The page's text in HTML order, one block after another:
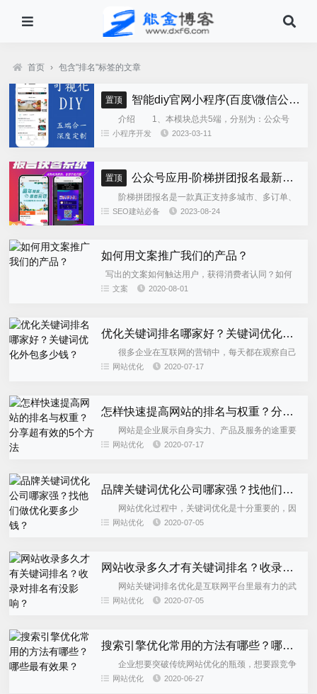
首页 › 包含"排名"标签的文章
置顶 智能diy官网小程序(百度\微信公众号\微信小程序\支付宝\抖音小程序)独立版
介绍 1、本模块总共5端，分别为：公众号
h5、微信小程序、百度小程序、支付宝小程序、......
小程序开发 2023-03-11
置顶 公众号应用-阶梯拼团报名最新版本源码程序
阶梯拼团报名是一款真正支持多城市、多订单、
全供应链商业模式，订单统计、核销、一键导出等强
SEO建站必备 2023-08-24
如何用文案推广我们的产品？
写出的文案如何触达用户，获得消费者认同？如何
委婉地表达，潜移默化地转化用户并让他心甘情愿地
文案 2020-08-01
优化关键词排名哪家好？关键词优化外包多少钱？
很多企业在互联网的营销中，每天都在观察自己
的排名，一旦发现与竞争对手的差距越来越大，心中
网站优化 2020-07-17
怎样快速提高网站的排名与权重？分享超有效的5个方法
网站是企业展示自身实力、产品及服务的途重要
门户，也是企业通过它实现自身变现的有效渠道。但
网站优化 2020-07-17
品牌关键词优化公司哪家强？找他们做优化要多少钱？
网站优化过程中，关键词优化是十分重要的，因
为关键词的选择会直接影响到网站的点击流量。所
网站优化 2020-07-05
网站收录多久才有关键词排名？收录对排名有没影响？
网站关键词排名优化是互联网平台里最有力的武
器，它可以帮助企业网站曝光在较前的位置，也可以
网站优化 2020-07-05
搜索引擎优化常用的方法有哪些？哪些最有效果？
企业想要突破传统网站优化的瓶颈，想要跟竞争
对手拉开差距，就必须学会使用有力的武器来优化网
网站优化 2020-06-27